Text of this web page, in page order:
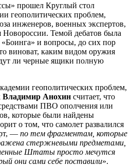
прошел Круглый стол
геополитических проблем,
инженеров, военных экспертов,
Новороссии. Темой дебатов была
«Боинга» и вопросы, до сих пор
виноват, каким видом оружия
ли черные ящики полную
геополитических проблем,
Владимир Анохин считает, что
ПВО ополчения или
которые были найдены
о том, что самолет развалился
— по тем фрагментам, которые
стержневыми предметами,
Штаты просто мечутся
они сами себе поставили».